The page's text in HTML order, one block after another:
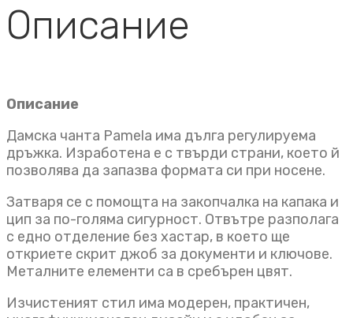
Описание
Описание
Дамска чанта Pamela има дълга регулируема
дръжка. Изработена е с твърди страни, което й
позволява да запазва формата си при носене.
Затваря се с помощта на закопчалка на капака и
цип за по-голяма сигурност. Отвътре разполага
с едно отделение без хастар, в което ще
откриете скрит джоб за документи и ключове.
Металните елементи са в сребърен цвят.
Изчистеният стил има модерен, практичен,